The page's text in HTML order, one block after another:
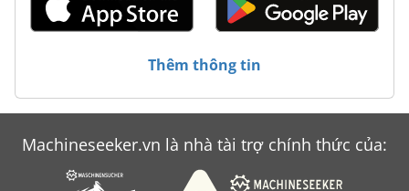
Case Ih Cvx 1170
Case Ih Magnum 7210
Thêm thông tin
Machineseeker.vn là nhà tài trợ chính thức của: